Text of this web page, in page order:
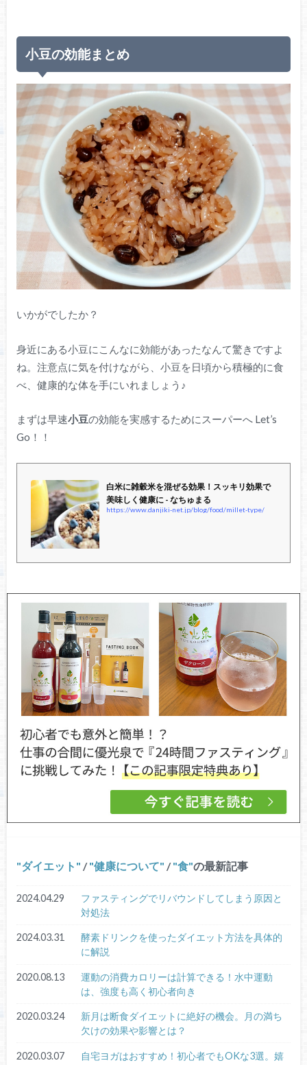
小豆の効能まとめ
いかがでしたか？
身近にある小豆にこんなに効能があったなんて驚きですよ
ね。注意点に気を付けながら、小豆を日頃から積極的に食
べ、健康的な体を手にいれましょう♪
まずは早速小豆の効能を実感するためにスーパーへ Let’s
Go！！
白米に雑穀米を混ぜる効果！スッキリ効果で
美味しく健康に - なちゅまる
https://www.danjiki-net.jp/blog/food/millet-type/
ダイエット / 健康について / 食 の最新記事
2024.04.29
ファスティングでリバウンドしてしまう原因と
対処法
2024.03.31
酵素ドリンクを使ったダイエット方法を具体的
に解説
2020.08.13
運動の消費カロリーは計算できる！水中運動
は、強度も高く初心者向き
2020.03.24
新月は断食ダイエットに絶好の機会。月の満ち
欠けの効果や影響とは？
2020.03.07
自宅ヨガはおすすめ！初心者でもOKな3選。嬉